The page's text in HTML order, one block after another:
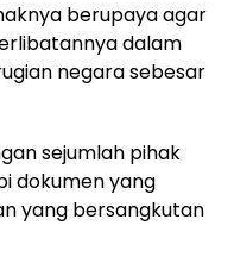
berupaya agar
dalam
negara sebesar
sejumlah pihak
dokumen yang
yang bersangkutan